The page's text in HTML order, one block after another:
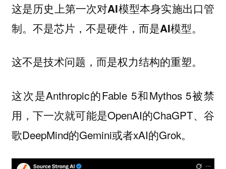
这是历史上第一次对AI模型本身实施出口管
制。 不是芯片，不是硬件，而是AI模型。
这不是技术问题，而是权力结构的重塑。
这次是Anthropic的Fable 5和Mythos 5被禁
用，下一次就可能是OpenAI的ChaGPT、谷
歌DeepMind的Gemini或者xAI的Grok。